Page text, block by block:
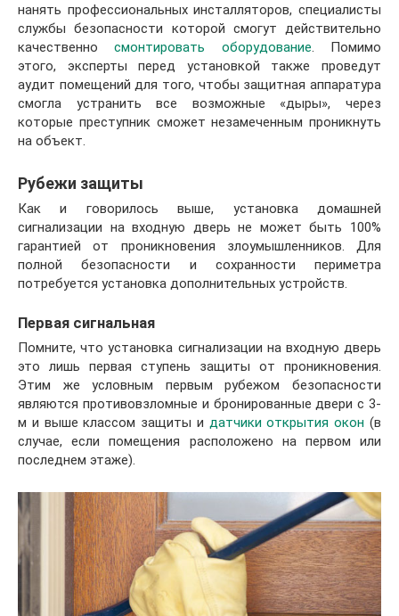
нанять профессиональных инсталляторов, специалисты
службы безопасности которой смогут действительно
качественносмонтировать оборудование. Помимо
этого, эксперты перед установкой также проведут
аудит помещений для того, чтобы защитная аппаратура
смогла устранить все возможные «дыры», через
которые преступник сможет незамеченным проникнуть
на объект.
Рубежи защиты
Как и говорилось выше, установка домашней
сигнализации на входную дверь не может быть 100%
гарантией от проникновения злоумышленников. Для
полной безопасности и сохранности периметра
потребуется установка дополнительных устройств.
Первая сигнальная
Помните, что установка сигнализации на входную дверь
это лишь первая ступень защиты от проникновения.
Этим же условным первым рубежом безопасности
являются противовзломные и бронированные двери с 3-
м и выше классом защиты и датчики открытия окон (в
случае, если помещения расположено на первом или
последнем этаже).